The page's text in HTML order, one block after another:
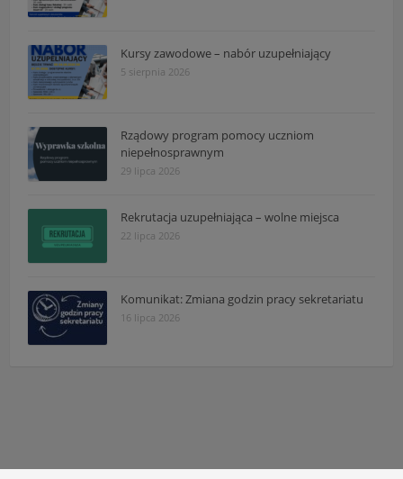
Kursy zawodowe – nabór uzupełniający
5 sierpnia 2026
Rządowy program pomocy uczniom
niepełnosprawnym
29 lipca 2026
Rekrutacja uzupełniająca – wolne miejsca
22 lipca 2026
Komunikat: Zmiana godzin pracy sekretariatu
16 lipca 2026